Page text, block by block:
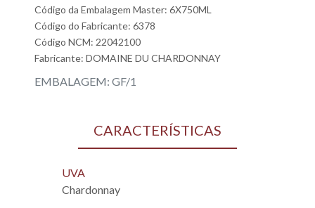
Código da Embalagem Master: 6X750ML
Código do Fabricante: 6378
Código NCM: 22042100
Fabricante: DOMAINE DU CHARDONNAY
EMBALAGEM: GF/1
CARACTERÍSTICAS
UVA
Chardonnay